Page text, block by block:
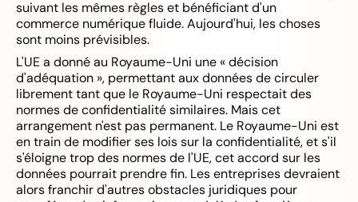
suivant les mêmes règles et bénéficiant d'un
commerce numérique fluide. Aujourd'hui, les choses
sont moins prévisibles.
L'UE a donné au Royaume-Uni une « décision
d'adéquation », permettant aux données de circuler
librement tant que le Royaume-Uni respectait des
normes de confidentialité similaires. Mais cet
arrangement n'est pas permanent. Le Royaume-Uni est
en train de modifier ses lois sur la confidentialité, et s'il
s'éloigne trop des normes de l'UE, cet accord sur les
données pourrait prendre fin. Les entreprises devraient
alors franchir d'autres obstacles juridiques pour